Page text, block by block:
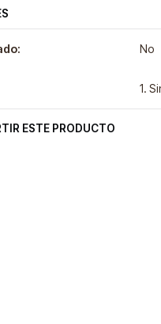
No
1.
ESTE PRODUCTO